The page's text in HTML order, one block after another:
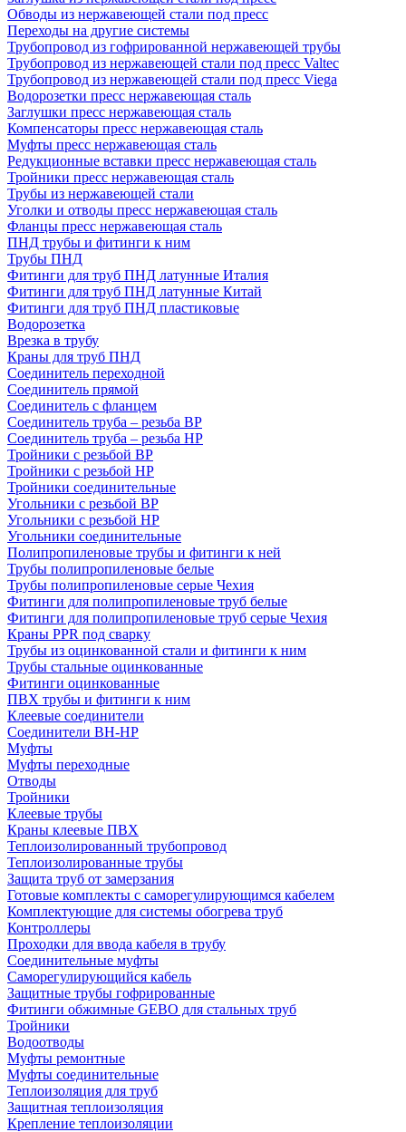
Обводы из нержавеющей стали под пресс
Переходы на другие системы
Трубопровод из гофрированной нержавеющей трубы
Трубопровод из нержавеющей стали под пресс Valtec
Трубопровод из нержавеющей стали под пресс Viega
Водорозетки пресс нержавеющая сталь
Заглушки пресс нержавеющая сталь
Компенсаторы пресс нержавеющая сталь
Муфты пресс нержавеющая сталь
Редукционные вставки пресс нержавеющая сталь
Тройники пресс нержавеющая сталь
Трубы из нержавеющей стали
Уголки и отводы пресс нержавеющая сталь
Фланцы пресс нержавеющая сталь
ПНД трубы и фитинги к ним
Трубы ПНД
Фитинги для труб ПНД латунные Италия
Фитинги для труб ПНД латунные Китай
Фитинги для труб ПНД пластиковые
Водорозетка
Врезка в трубу
Краны для труб ПНД
Соединитель переходной
Соединитель прямой
Соединитель с фланцем
Соединитель труба – резьба ВР
Соединитель труба – резьба НР
Тройники с резьбой ВР
Тройники с резьбой НР
Тройники соединительные
Угольники с резьбой ВР
Угольники с резьбой НР
Угольники соединительные
Полипропиленовые трубы и фитинги к ней
Трубы полипропиленовые белые
Трубы полипропиленовые серые Чехия
Фитинги для полипропиленовые труб белые
Фитинги для полипропиленовые труб серые Чехия
Краны PPR под сварку
Трубы из оцинкованной стали и фитинги к ним
Трубы стальные оцинкованные
Фитинги оцинкованные
ПВХ трубы и фитинги к ним
Клеевые соединители
Соединители ВН-НР
Муфты
Муфты переходные
Отводы
Тройники
Клеевые трубы
Краны клеевые ПВХ
Теплоизолированный трубопровод
Теплоизолированные трубы
Защита труб от замерзания
Готовые комплекты с саморегулирующимся кабелем
Комплектующие для системы обогрева труб
Контроллеры
Проходки для ввода кабеля в трубу
Соединительные муфты
Саморегулирующийся кабель
Защитные трубы гофрированные
Фитинги обжимные GEBO для стальных труб
Тройники
Водоотводы
Муфты ремонтные
Муфты соединительные
Теплоизоляция для труб
Защитная теплоизоляция
Крепление теплоизоляции